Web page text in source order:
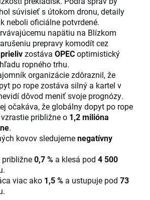
súvisieť s útokom dronu, detaily
neboli oficiálne potvrdené.
napätiu na Blízkom
prepravy komodít cez
zostáva OPECoptimistický
ropného trhu.
organizácie zdôraznil, že
po rope zostáva silný a kartel v
dôvod meniť svoje prognózy.
očakáva, že globálny dopyt po rope
vzrastie približne o 1,2 milióna
.
kovov sledujemenegatívny
0,7 % a klesá pod 4 500
viac ako 1,5 % a ustupuje pod 73